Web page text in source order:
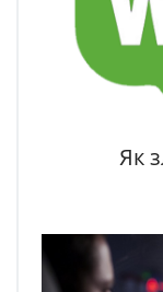
Як